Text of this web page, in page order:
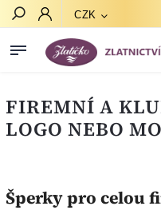
CZK
FIREMNÍ A
LOGO NEBO
Šperky pro celou